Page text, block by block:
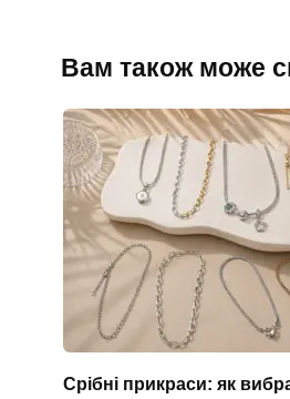
Вам також може
Срібні прикраси: як